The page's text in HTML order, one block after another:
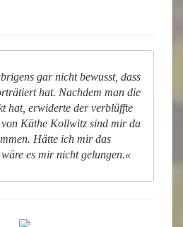
gar nicht bewusst, dass
hat. Nachdem man die
hat, erwiderte der verblüffte
Käthe Kollwitz sind mir da
Hätte ich mir das
es mir nicht gelungen.«